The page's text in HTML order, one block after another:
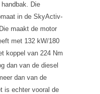
Die
in de SkyActiv-
maakt de motor
met 132 kW/180
koppel van 224 Nm
dan van de diesel
dan van de
is echter vooral de